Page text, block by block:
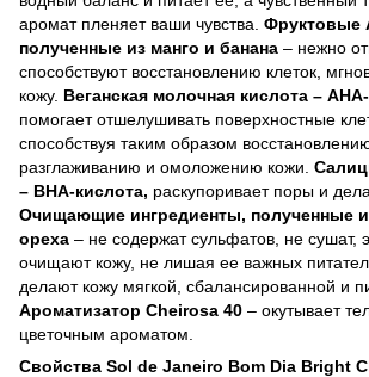
аромат пленяет ваши чувства. Фруктовые
полученные из манго и банана – нежно
способствуют восстановлению клеток,
кожу. Веганская молочная кислота –
помогает отшелушивать поверхностные
способствуя таким образом восстановлению
разглаживанию и омоложению кожи.
– BHA-кислота, раскупоривает поры и
Очищающие ингредиенты, полученные
ореха – не содержат сульфатов, не сушат,
очищают кожу, не лишая ее важных
делают кожу мягкой, сбалансированной и
Ароматизатор Cheirosa 40 – окутывает
цветочным ароматом.
Свойства Sol de Janeiro Bom Dia Bright